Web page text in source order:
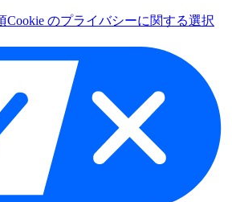
Cookie のプライバシーに関する選択